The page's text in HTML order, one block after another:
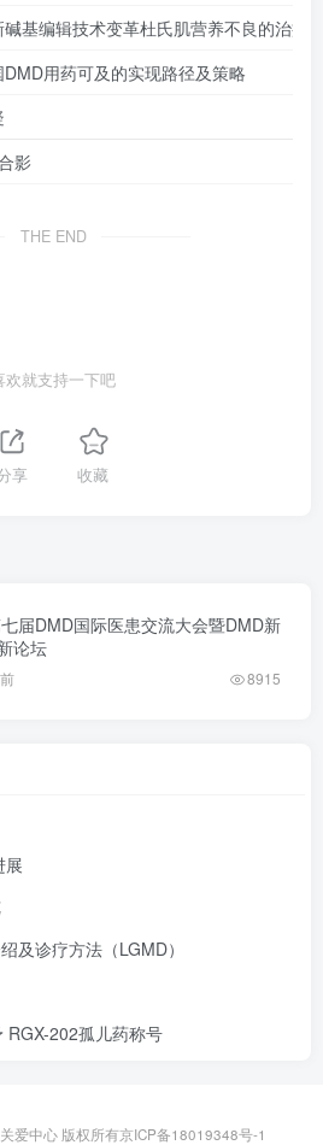
基编辑技术变革杜氏肌营养不良的治疗
DMD用药可及的实现路径及策略
影
THE END
欢就支持一下吧
享 收藏
届DMD国际医患交流大会暨DMD新
论坛
8915
展
及诊疗方法（LGMD）
RGX-202孤儿药称号
爱中心 版权所有京ICP备18019348号-1